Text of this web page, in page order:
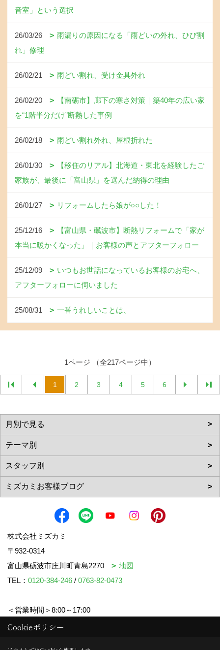
音室」という選択
26/03/26
雨漏りの原因になる「雨どいの外れ、ひび割
れ」修理
26/02/21 雨どい割れ、受け金具外れ
26/02/20
【南砺市】廊下の寒さ対策｜築40年の広い家
を“1階半分だけ”断熱した事例
26/02/18 雨どい割れ外れ、屋根折れた
26/01/30
【移住のリアル】北海道・東北を経験したご
家族が、最後に「富山県」を選んだ納得の理由
26/01/27 リフォームしたら娘が○○した！
25/12/16
【富山県・礪波市】断熱リフォームで「家が
本当に暖かくなった」｜お客様の声とアフターフォロー
25/12/09
いつもお世話になっているお客様のお宅へ、
アフターフォローに伺いました
25/08/31 一番うれしいことは、
1ページ （全217ページ中）
1 2 3 4 5 6
株式会社ミズカミ
〒932-0314
富山県砺波市庄川町青島2270
地図
TEL： 0120-384-246 / 0763-82-0473
＜営業時間＞8:00～17:00
＜定休日＞水曜日・祝日
Cookieポリシー